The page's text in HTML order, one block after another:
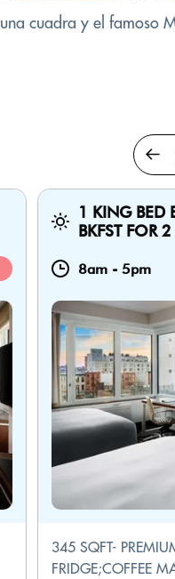
cuadra y el famoso
1 KING BED
BKFST FOR 2
8am - 5pm
345 SQFT-
FRIDGE;COFFEE